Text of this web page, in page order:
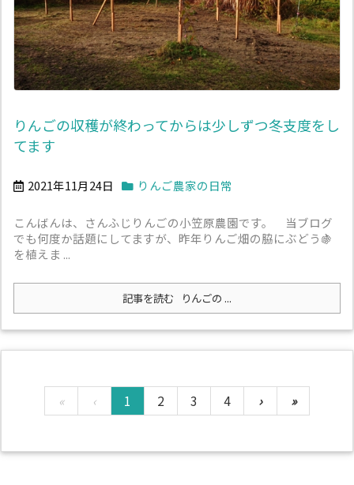
りんごの収穫が終わってからは少しずつ冬支度をし
てます
2021年11月24日 りんご農家の日常
こんばんは、さんふじりんごの小笠原農園です。 当ブログ
でも何度か話題にしてますが、昨年りんご畑の脇にぶどう🍇
を植えま ...
記事を読む りんごの ...
« ‹ 1 2 3 4 › »